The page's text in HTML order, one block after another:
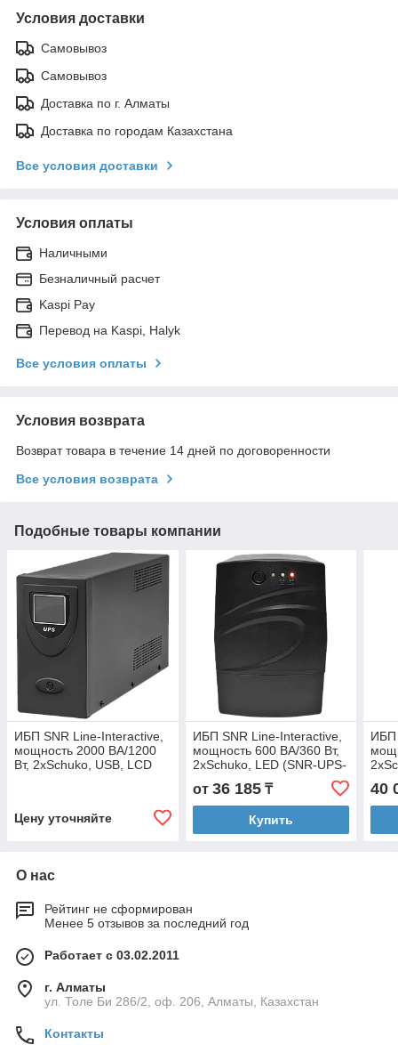
Условия доставки
Самовывоз
Самовывоз
Доставка по г. Алматы
Доставка по городам Казахстана
Все условия доставки
Условия оплаты
Наличными
Безналичный расчет
Kaspi Pay
Перевод на Kaspi, Halyk
Все условия оплаты
Условия возврата
Возврат товара в течение 14 дней по договоренности
Все условия возврата
Подобные товары компании
ИБП SNR Line-Interactive,
мощность 2000 ВА/1200
Вт, 2xSchuko, USB, LCD
Цену уточняйте
ИБП SNR Line-Interactive,
мощность 600 ВА/360 Вт,
2xSchuko, LED (SNR-UPS-
LID-600-LED)
от 36 185₸
Купить
ИБП
40
О нас
Рейтинг не сформирован
Менее 5 отзывов за последний год
Работает с 03.02.2011
г. Алматы
ул. Толе Би 286/2, оф. 206, Алматы, Казахстан
Контакты